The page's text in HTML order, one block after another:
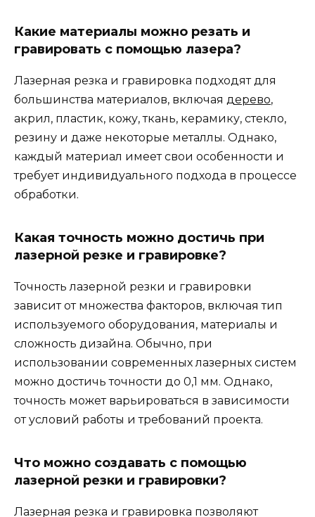
Какие материалы можно резать и
гравировать с помощью лазера?
Лазерная резка и гравировка подходят для
большинства материалов, включая дерево,
акрил, пластик, кожу, ткань, керамику, стекло,
резину и даже некоторые металлы. Однако,
каждый материал имеет свои особенности и
требует индивидуального подхода в процессе
обработки.
Какая точность можно достичь при
лазерной резке и гравировке?
Точность лазерной резки и гравировки
зависит от множества факторов, включая тип
используемого оборудования, материалы и
сложность дизайна. Обычно, при
использовании современных лазерных систем
можно достичь точности до 0,1 мм. Однако,
точность может варьироваться в зависимости
от условий работы и требований проекта.
Что можно создавать с помощью
лазерной резки и гравировки?
Лазерная резка и гравировка позволяют